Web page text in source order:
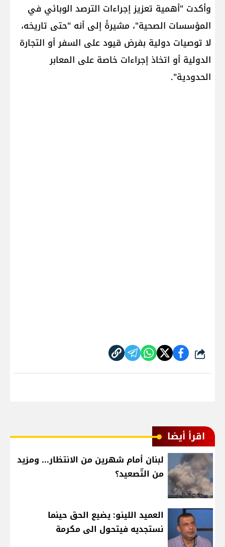
وأكدت "أهمية تعزيز إجراءات الترصد الوبائي في
المؤسسات الصحية"، مشيرةً إلى أنه "حتى تاريخه،
لا توصيات دولية بفرض قيود على السفر أو التجارة
الدولية أو اتخاذ إجراءات خاصة على المعابر
الحدودية".
شارك
اقرأ أيضا
لبنان أمام شهرين من الانتظار... ومزيد
من التّصعيد؟
العميد اللينو: يضيع الحق حينما
نستجديه فيتحول الى مكرمة